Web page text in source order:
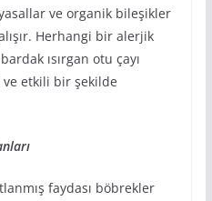
ve organik bileşikler
Herhangi bir alerjik
ısırgan otu çayı
ve etkili bir şekilde
faydası böbrekler